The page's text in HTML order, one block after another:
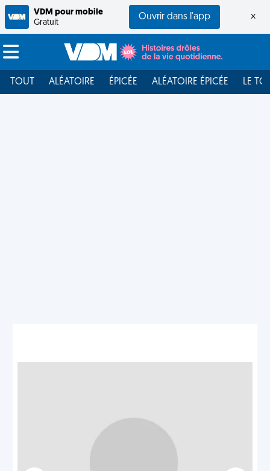
VDM pour mobile
Gratuit
Ouvrir dans l'app ×
TOUT ALÉATOIRE ÉPICÉE ALÉATOIRE ÉPICÉE LE